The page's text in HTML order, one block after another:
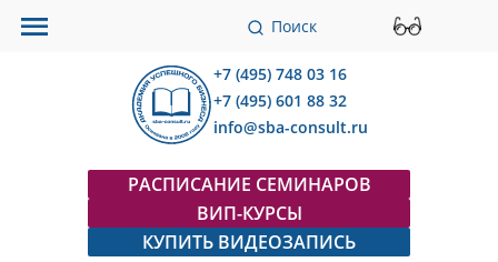
Поиск
+7 (495) 748 03 16
+7 (495) 601 88 32
info@sba-consult.ru
РАСПИСАНИЕ СЕМИНАРОВ
ВИП-КУРСЫ
КУПИТЬ ВИДЕОЗАПИСЬ